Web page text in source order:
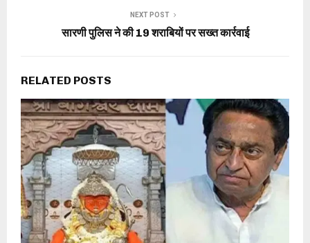
NEXT POST
सारणी पुलिस ने की 19 शराबियों पर सख्त कार्रवाई
RELATED POSTS